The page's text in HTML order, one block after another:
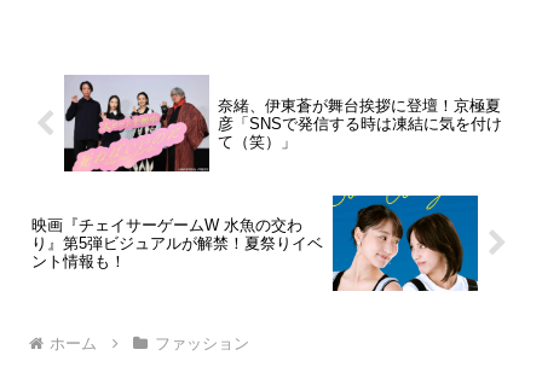
奈緒、伊東蒼が舞台挨拶に登壇！京極夏
彦「SNSで発信する時は凍結に気を付け
て（笑）」
映画『チェイサーゲームW 水魚の交わ
り』第5弾ビジュアルが解禁！夏祭りイベ
ント情報も！
ホーム ファッション